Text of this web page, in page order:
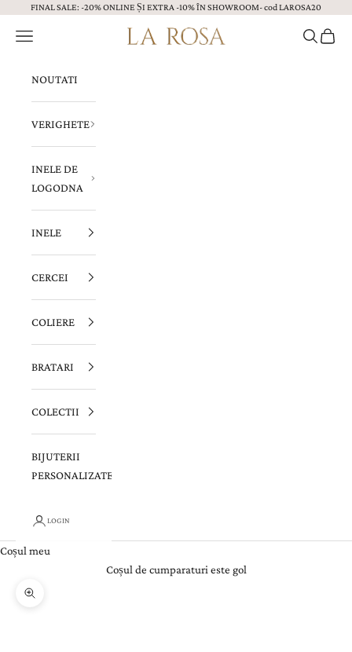
Sari la continut
FINAL SALE: -20% ONLINE ȘI EXTRA -10% ÎN SHOWROOM- cod LAROSA20
Bijuterii LA ROSA
Menu CautăCoș
NOUTATI
VERIGHETE
INELE DE
LOGODNA
INELE
CERCEI
COLIERE
BRATARI
COLECTII
BIJUTERII
PERSONALIZATE
LOGIN
Coșul meu
Coșul de cumparaturi este gol
Zoom